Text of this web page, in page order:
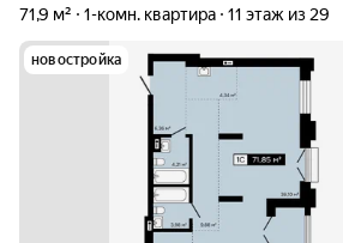
71,9 м² 1-комн. квартира 11 этаж из 29
новостройка